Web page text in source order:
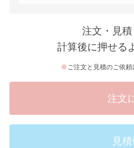
注文・見
計算後に押せる
ご注文と見積のご依頼
注文
見